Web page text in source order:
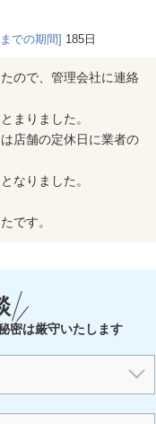
での期間] 185日
ので、管理会社に連絡
まりました。
店舗の定休日に業者の
なりました。
です。
密は厳守いたします